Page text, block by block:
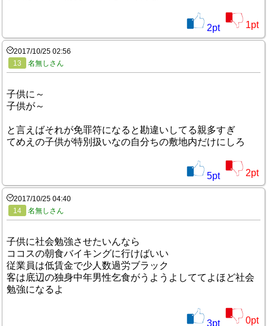
2pt 1pt
2017/10/25 02:56
13
名無しさん
子供に～
子供が～
と言えばそれが免罪符になると勘違いしてる親多すぎ
てめえの子供が特別扱いなの自分ちの敷地内だけにしろ
5pt 2pt
2017/10/25 04:40
14
名無しさん
子供に社会勉強させたいんなら
ココスの朝食バイキングに行けばいい
従業員は低賃金で少人数過労ブラック
客は底辺の独身中年男性乞食がうようよしててよほど社会
勉強になるよ
3pt 0pt